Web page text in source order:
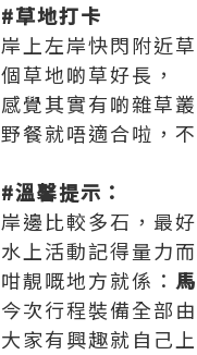
#草地打卡
岸上左岸快閃附近
個草地啲草好長，
感覺其實有啲雜草
野餐就唔適合啦，
#溫馨提示：
岸邊比較多石，最
水上活動記得量力
咁靚嘅地方就係：
今次行程裝備全部
大家有興趣就自己